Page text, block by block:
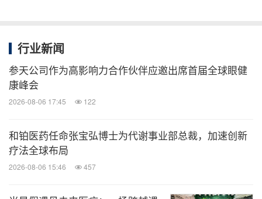
行业新闻
参天公司作为高影响力合作伙伴应邀出席首届全球眼健
康峰会
2026-08-06 17:45 122
和铂医药任命张宝弘博士为代谢事业部总裁，加速创新
疗法全球布局
2026-08-06 15:46 457